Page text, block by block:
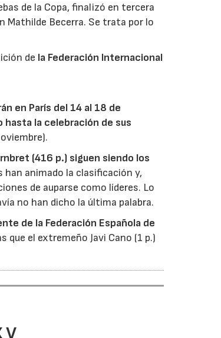
de la Copa, finalizó en tercera
Mathilde Becerra. Se trata por lo
de la Federación Internacional
en París del 14 al 18 de
hasta la celebración de sus
(416 p.) siguen siendo los
han animado la clasificación y,
de auparse como líderes. Lo
no han dicho la última palabra.
de la Federación Española de
que el extremeño Javi Cano (1 p.)
V